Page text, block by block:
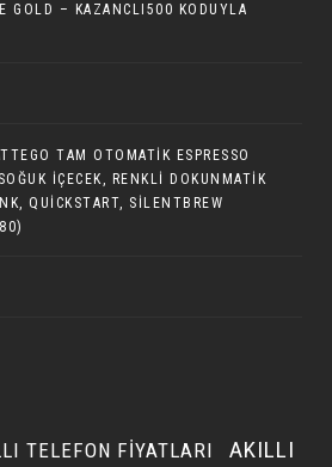
GOLD – KAZANCLI500 KODUYLA
TAM OTOMATIK ESPRESSO
İÇECEK, RENKLI DOKUNMATIK
QUICKSTART, SILENTBREW
TELEFON FIYATLARI
AKILLI